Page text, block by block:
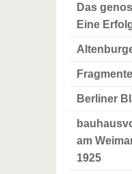
Das
Eine
Berliner
am
1925